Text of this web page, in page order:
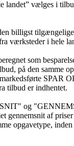
landet” vælges i
billigst tilgængelige
værksteder i hele
som
på den samme
SPAR
tilbud er indhentet.
og
gennemsnit af
opgavetype,